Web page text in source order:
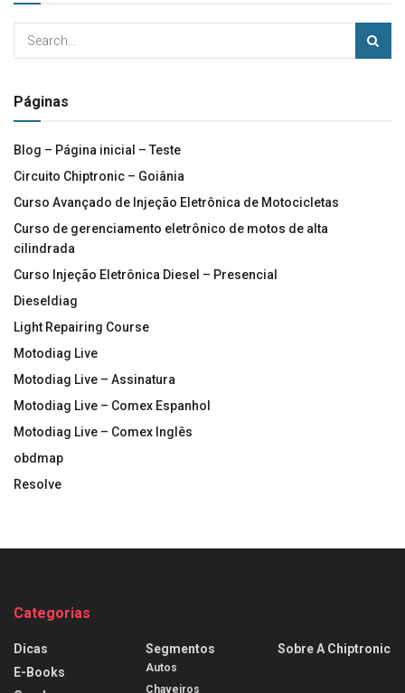
Páginas
Blog – Página inicial – Teste
Circuito Chiptronic – Goiânia
Curso Avançado de Injeção Eletrônica de Motocicletas
Curso de gerenciamento eletrônico de motos de alta
cilindrada
Curso Injeção Eletrônica Diesel – Presencial
Dieseldiag
Light Repairing Course
Motodiag Live
Motodiag Live – Assinatura
Motodiag Live – Comex Espanhol
Motodiag Live – Comex Inglês
obdmap
Resolve
Categorias
Dicas
E-Books
Segmentos
Autos
Chaveiros
Sobre A Chiptronic